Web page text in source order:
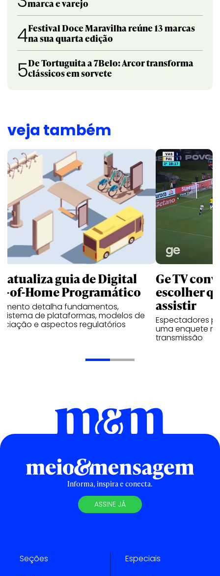
marca e varejo
4Festival Doce Maravilha reúne 13 marcas
na sua quarta edição
5De Tortuguita a 7Belo: Arcor transforma
clássicos em sorvete
veja também
atualiza guia de Digital
of-Home Programático
detalha fundamentos,
de plataformas, modelos de
e aspectos regulatórios
Ge TV
escolher
assistir
Espectadores
uma enquete
transmissão
Informa, inspira e conecta.
ASSINE JÁ
Seções Especiais